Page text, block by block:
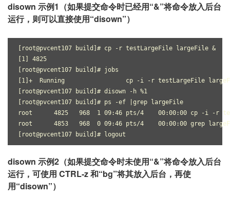
disown 示例1（如果提交命令时已经用“&”将命令放入后台
运行，则可以直接使用“disown”）
[root@pvcent107 build]# cp -r testLargeFile largeFile &
[1] 4825
[root@pvcent107 build]# jobs
[1]+  Running                 cp -i -r testLargeFile
[root@pvcent107 build]# disown -h %1
[root@pvcent107 build]# ps -ef |grep largeFile
root      4825   968  1 09:46 pts/4    00:00:00 cp -i -r
root      4853   968  0 09:46 pts/4    00:00:00 grep
[root@pvcent107 build]# logout
disown 示例2（如果提交命令时未使用“&”将命令放入后台
运行，可使用 CTRL-z 和“bg”将其放入后台，再使
用“disown”）